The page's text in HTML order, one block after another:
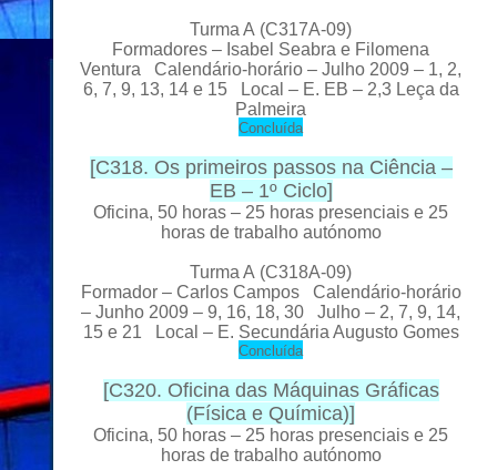
Turma A (C317A-09)
Formadores – Isabel Seabra e Filomena
Ventura Calendário-horário – Julho 2009 – 1, 2,
6, 7, 9, 13, 14 e 15 Local – E. EB – 2,3 Leça da
Palmeira
Concluída
[C318. Os primeiros passos na Ciência –
EB – 1º Ciclo]
Oficina, 50 horas – 25 horas presenciais e 25
horas de trabalho autónomo
Turma A (C318A-09)
Formador – Carlos Campos Calendário-horário
– Junho 2009 – 9, 16, 18, 30 Julho – 2, 7, 9, 14,
15 e 21 Local – E. Secundária Augusto Gomes
Concluída
[C320. Oficina das Máquinas Gráficas
(Física e Química)]
Oficina, 50 horas – 25 horas presenciais e 25
horas de trabalho autónomo